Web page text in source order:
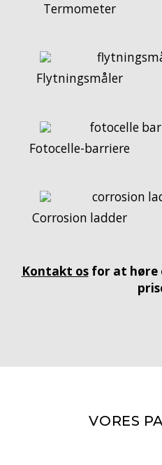
Termometer
Flytningsmåler
Fotocelle-barriere
Corrosion ladder
Kontakt osfor at høre
VORES